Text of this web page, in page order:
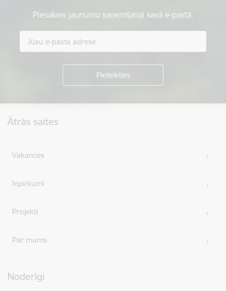
Piesakies jaunumu saņemšanai savā e-pastā.
Ātrās saites
Vakances
Iepirkumi
Projekti
Par mums
Noderīgi